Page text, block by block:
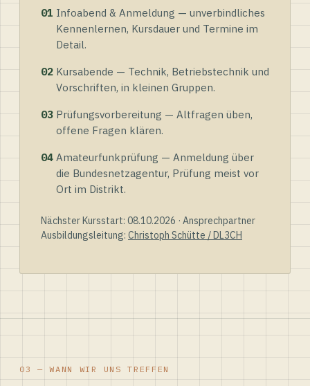
01 Infoabend & Anmeldung — unverbindliches
Kennenlernen, Kursdauer und Termine im
Detail.
02 Kursabende — Technik, Betriebstechnik und
Vorschriften, in kleinen Gruppen.
03 Prüfungsvorbereitung — Altfragen üben,
offene Fragen klären.
04 Amateurfunkprüfung — Anmeldung über
die Bundesnetzagentur, Prüfung meist vor
Ort im Distrikt.
Nächster Kursstart: 08.10.2026 · Ansprechpartner
Ausbildungsleitung: Christoph Schütte / DL3CH
03 — WANN WIR UNS TREFFEN